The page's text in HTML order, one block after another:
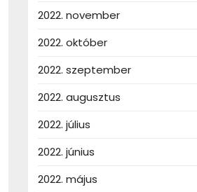
2022. november
2022. október
2022. szeptember
2022. augusztus
2022. július
2022. június
2022. május